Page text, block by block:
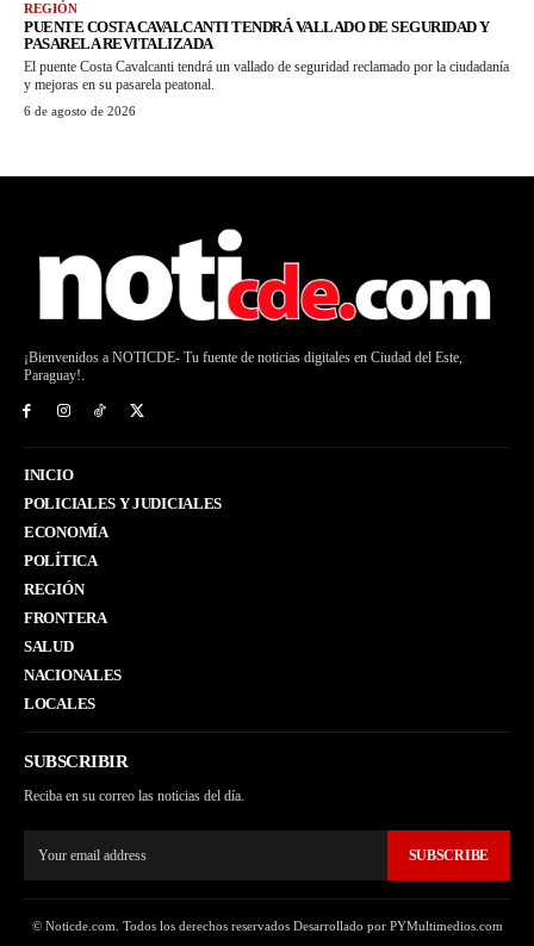
REGIÓN
PUENTE COSTA CAVALCANTI TENDRÁ VALLADO DE SEGURIDAD Y
PASARELA REVITALIZADA
El puente Costa Cavalcanti tendrá un vallado de seguridad reclamado por la ciudadanía
y mejoras en su pasarela peatonal.
6 de agosto de 2026
¡Bienvenidos a NOTICDE- Tu fuente de noticias digitales en Ciudad del Este,
Paraguay!.
INICIO
POLICIALES Y JUDICIALES
ECONOMÍA
POLÍTICA
REGIÓN
FRONTERA
SALUD
NACIONALES
LOCALES
SUBSCRIBIR
Reciba en su correo las noticias del día.
SUBSCRIBE
© Noticde.com. Todos los derechos reservados Desarrollado por PYMultimedios.com